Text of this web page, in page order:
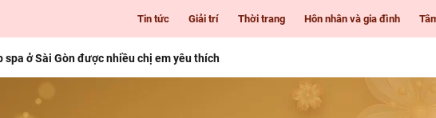
Tin tức Giải trí Thời trang Hôn nhân và gia đình
spa ở Sài Gòn được nhiều chị em yêu thích
nàng mọi độ tuổi
mặt từ thiên nhiên giúp nàng luôn tươi trẻ